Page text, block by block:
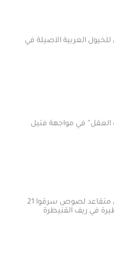
الأصيلة في
فتيل
سرقة مصدر رزق متقاعد لصوص سرقوا 21